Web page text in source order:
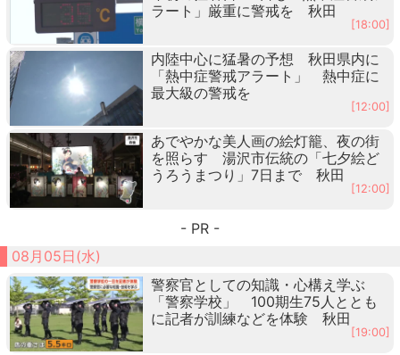
ラート」厳重に警戒を 秋田
[18:00]
内陸中心に猛暑の予想 秋田県内に
「熱中症警戒アラート」 熱中症に
最大級の警戒を
[12:00]
あでやかな美人画の絵灯籠、夜の街
を照らす 湯沢市伝統の「七夕絵ど
うろうまつり」7日まで 秋田
[12:00]
- PR -
08月05日(水)
警察官としての知識・心構え学ぶ
「警察学校」 100期生75人ととも
に記者が訓練などを体験 秋田
[19:00]